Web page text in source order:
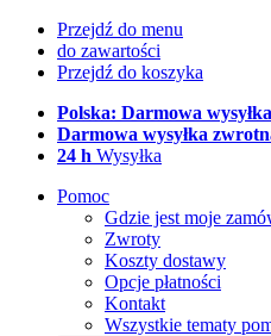
Przejdź do menu
do zawartości
Przejdź do koszyka
Polska: Darmowa
Darmowa wysyłka
24 h Wysyłka
Pomoc
Gdzie jest moje
Zwroty
Koszty dostawy
Opcje płatności
Kontakt
Wszystkie tematy